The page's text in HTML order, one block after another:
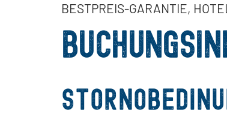
BESTPREIS-GARANTIE,